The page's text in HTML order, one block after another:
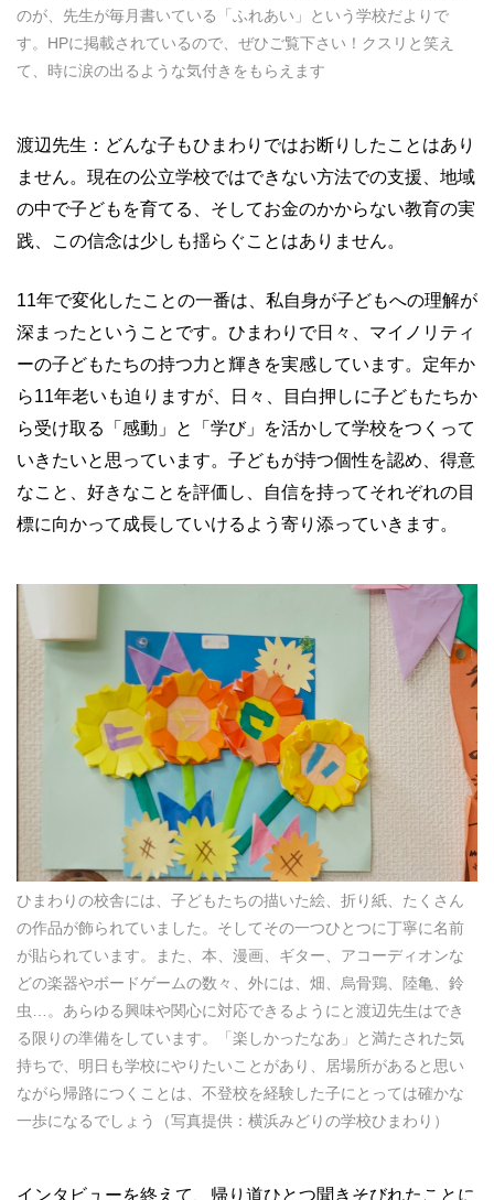
のが、先生が毎月書いている「ふれあい」という学校だよりで
す。HPに掲載されているので、ぜひご覧下さい！クスリと笑え
て、時に涙の出るような気付きをもらえます
渡辺先生：どんな子もひまわりではお断りしたことはあり
ません。現在の公立学校ではできない方法での支援、地域
の中で子どもを育てる、そしてお金のかからない教育の実
践、この信念は少しも揺らぐことはありません。
11年で変化したことの一番は、私自身が子どもへの理解が
深まったということです。ひまわりで日々、マイノリティ
ーの子どもたちの持つ力と輝きを実感しています。定年か
ら11年老いも迫りますが、日々、目白押しに子どもたちか
ら受け取る「感動」と「学び」を活かして学校をつくって
いきたいと思っています。子どもが持つ個性を認め、得意
なこと、好きなことを評価し、自信を持ってそれぞれの目
標に向かって成長していけるよう寄り添っていきます。
ひまわりの校舎には、子どもたちの描いた絵、折り紙、たくさん
の作品が飾られていました。そしてその一つひとつに丁寧に名前
が貼られています。また、本、漫画、ギター、アコーディオンな
どの楽器やボードゲームの数々、外には、畑、烏骨鶏、陸亀、鈴
虫…。あらゆる興味や関心に対応できるようにと渡辺先生はでき
る限りの準備をしています。「楽しかったなあ」と満たされた気
持ちで、明日も学校にやりたいことがあり、居場所があると思い
ながら帰路につくことは、不登校を経験した子にとっては確かな
一歩になるでしょう（写真提供：横浜みどりの学校ひまわり）
インタビューを終えて、帰り道ひとつ聞きそびれたことに